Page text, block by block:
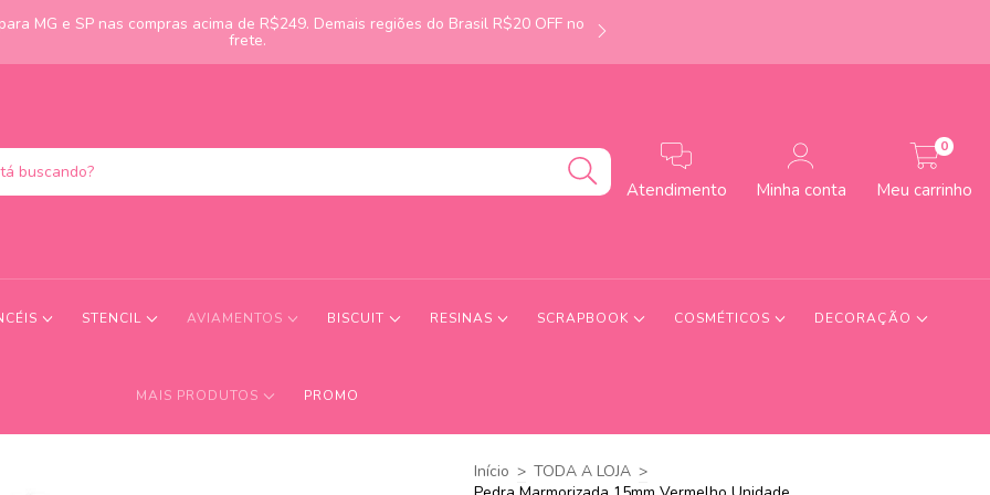
MG e SP nas compras acima de R$249. Demais regiões do Brasil R$20 OFF no
frete.
Atendimento Minha conta Meu carrinho
0
STENCIL AVIAMENTOS BISCUIT RESINAS SCRAPBOOK COSMÉTICOS DECORAÇÃO
MAIS PRODUTOS PROMO
Início > TODA A LOJA >